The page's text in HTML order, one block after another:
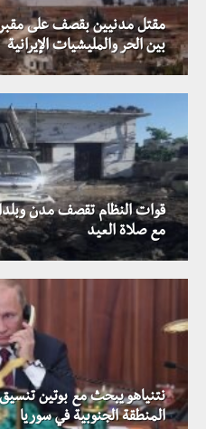
مقتل مدنيين بقصف على
بين الحر والمليشيات الإيرانية
قوات النظام تقصف مدن
مع صلاة العيد
نتنياهو يبحث مع بوتين
المنطقة الجنوبية في سوريا